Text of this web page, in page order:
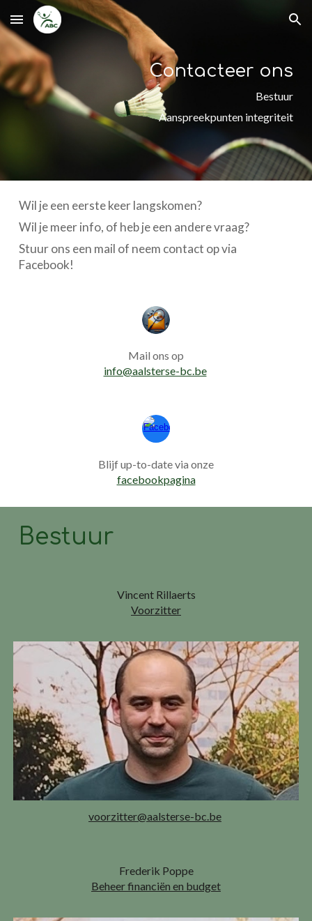
Skip to main content Skip to navigation
Contacteer ons
Bestuur
Aanspreekpunten integriteit
Wil je een eerste keer langskomen?
Wil je meer info, of heb je een andere vraag?
Stuur ons een mail of neem contact op via
Facebook!
Mail ons op
info@aalsterse-bc.be
Blijf up-to-date via onze
facebookpagina
Bestuur
Vincent Rillaerts
Voorzitter
voorzitter@aalsterse-bc.be
Frederik Poppe
Beheer financiën en budget